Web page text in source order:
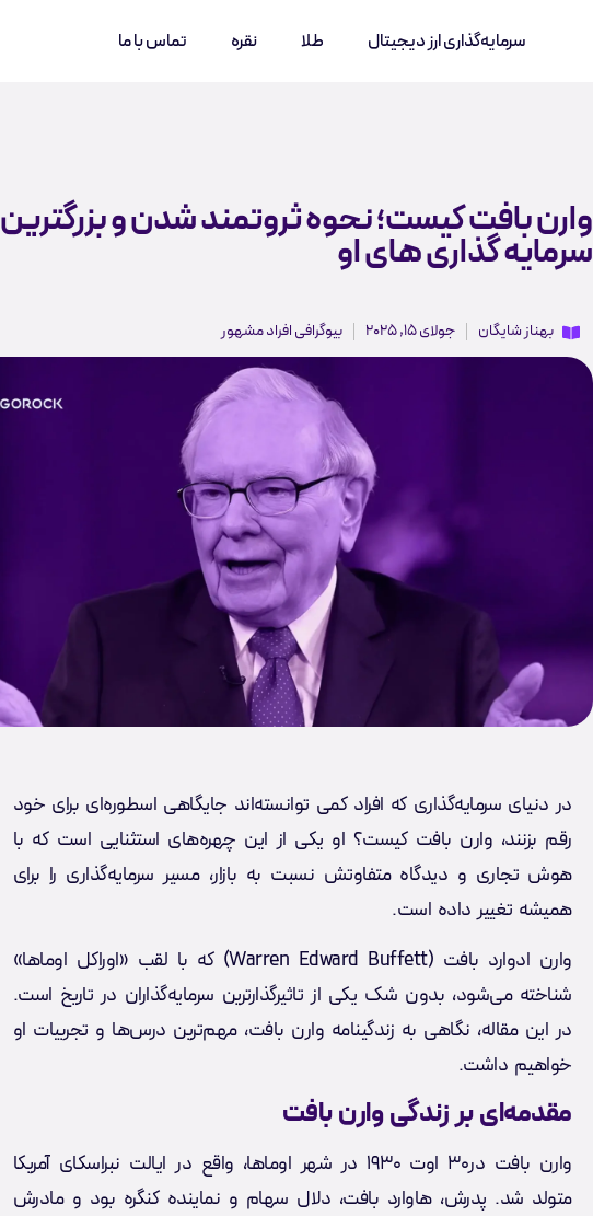
سرمایه‌گذاری ارز دیجیتال طلا نقره تماس با ما
وارن بافت کیست؛ نحوه ثروتمند شدن و بزرگترین
سرمایه گذاری‌ های او
بهناز شایگان جولای 15, 2025 بیوگرافی افراد مشهور
در دنیای سرمایه‌گذاری که افراد کمی توانسته‌اند جایگاهی اسطوره‌ای برای خود
رقم بزنند، وارن بافت کیست؟ او یکی از این چهره‌های استثنایی است که با
هوش تجاری و دیدگاه متفاوتش نسبت به بازار، مسیر سرمایه‌گذاری را برای
همیشه تغییر داده است.
وارن ادوارد بافت (Warren Edward Buffett) که با لقب «اوراکل اوماها»
شناخته می‌شود، بدون شک یکی از تاثیرگذارترین سرمایه‌گذاران در تاریخ است.
در این مقاله، نگاهی به زندگینامه وارن بافت، مهم‌ترین درس‌ها و تجربیات او
خواهیم داشت.
مقدمه‌ای بر زندگی وارن بافت
وارن بافت در۳۰ اوت ۱۹۳۰ در شهر اوماها، واقع در ایالت نبراسکای آمریکا
متولد شد. پدرش، هاوارد بافت، دلال سهام و نماینده کنگره بود و مادرش